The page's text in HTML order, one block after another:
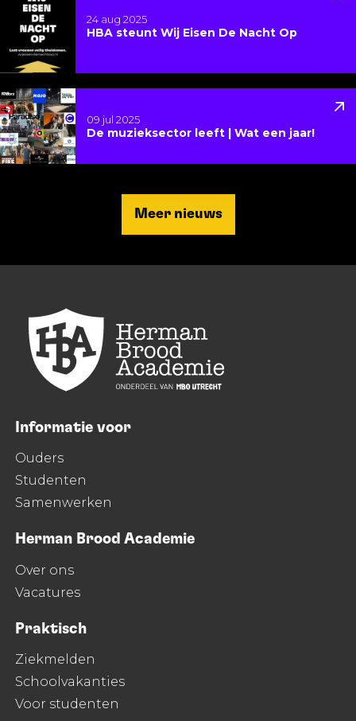
HBA steunt Wij Eisen De Nacht Op
24 aug 2025
De muzieksector leeft | Wat een jaar!
09 jul 2025
Lees meer over De muzieksector leeft | Wat een
Meer nieuws
Informatie voor
Ouders
Studenten
Samenwerken
Herman Brood Academie
Over ons
Vacatures
Praktisch
Ziekmelden
Schoolvakanties
Voor studenten